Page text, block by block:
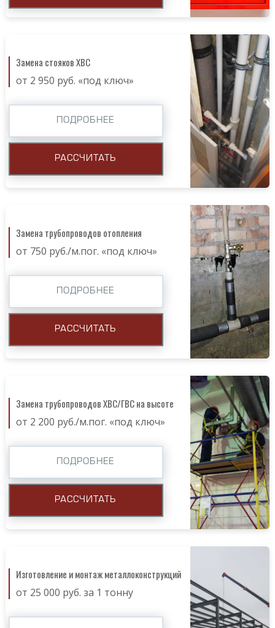
Замена стояков ХВС
от 2 950 руб. «под ключ»
ПОДРОБНЕЕ
РАССЧИТАТЬ
Замена трубопроводов отопления
от 750 руб./м.пог. «под ключ»
ПОДРОБНЕЕ
РАССЧИТАТЬ
Замена трубопроводов ХВС/ГВС на высоте
от 2 200 руб./м.пог. «под ключ»
ПОДРОБНЕЕ
РАССЧИТАТЬ
Изготовление и монтаж металлоконструкций
от 25 000 руб. за 1 тонну